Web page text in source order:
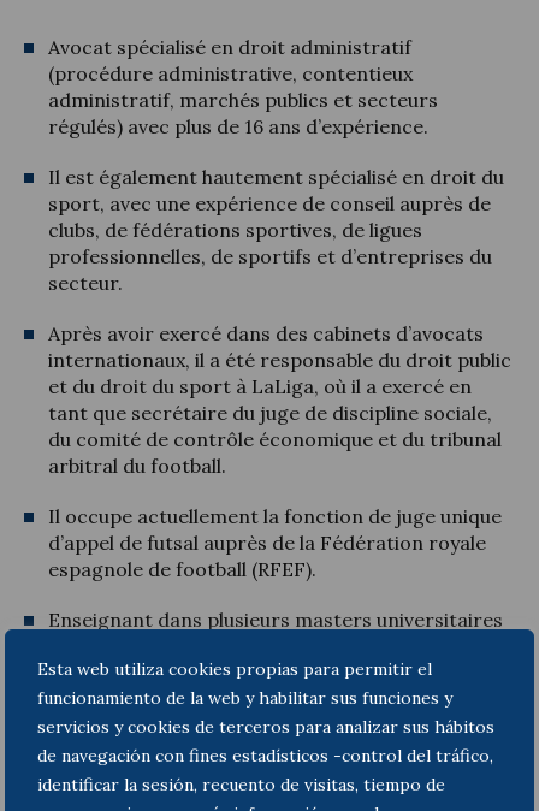
Esta web utiliza cookies propias para permitir el
funcionamiento de la web y habilitar sus funciones y
servicios y cookies de terceros para analizar sus hábitos
de navegación con fines estadísticos -control del tráfico,
identificar la sesión, recuento de visitas, tiempo de
Avocat spécialisé en droit administratif
(procédure administrative, contentieux
administratif, marchés publics et secteurs
régulés) avec plus de 16 ans d’expérience.
Il est également hautement spécialisé en droit du
sport, avec une expérience de conseil auprès de
clubs, de fédérations sportives, de ligues
professionnelles, de sportifs et d’entreprises du
secteur.
Après avoir exercé dans des cabinets d’avocats
internationaux, il a été responsable du droit public
et du droit du sport à LaLiga, où il a exercé en
tant que secrétaire du juge de discipline sociale,
du comité de contrôle économique et du tribunal
arbitral du football.
Il occupe actuellement la fonction de juge unique
d’appel de futsal auprès de la Fédération royale
espagnole de football (RFEF).
Enseignant dans plusieurs masters universitaires
Europea–Escuela Universitaria Real Madrid,
LaLiga Business School et ISDE).
Auteur de nombreuses publications dans des
revues juridiques spécialisées et d’ouvrages
collectifs publiés par des éditeurs de référence